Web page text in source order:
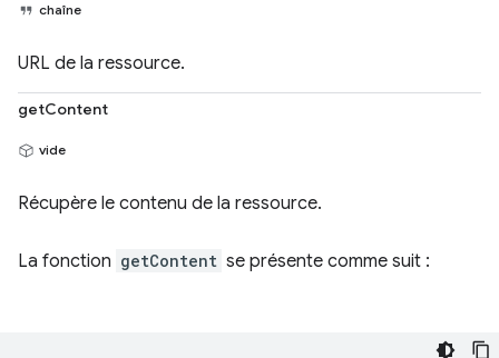
chaîne
URL de la ressource.
getContent
vide
Récupère le contenu de la ressource.
La fonction getContent se présente comme suit :